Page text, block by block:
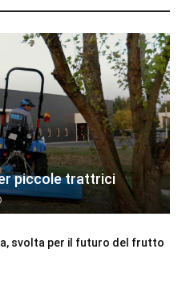
piccole trattrici
svolta per il futuro del frutto